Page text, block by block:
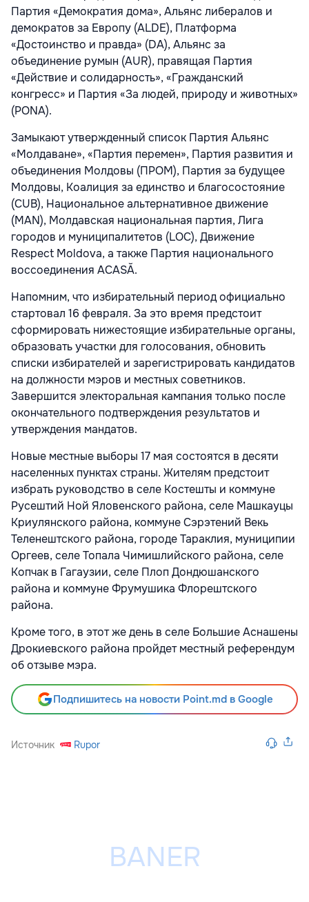
Партия «Демократия дома», Альянс либералов и
демократов за Европу (ALDE), Платформа
«Достоинство и правда» (DA), Альянс за
объединение румын (AUR), правящая Партия
«Действие и солидарность», «Гражданский
конгресс» и Партия «За людей, природу и животных»
(PONA).
Замыкают утвержденный список Партия Альянс
«Молдаване», «Партия перемен», Партия развития и
объединения Молдовы (ПРОМ), Партия за будущее
Молдовы, Коалиция за единство и благосостояние
(CUB), Национальное альтернативное движение
(MAN), Молдавская национальная партия, Лига
городов и муниципалитетов (LOC), Движение
Respect Moldova, а также Партия национального
воссоединения ACASĂ.
Напомним, что избирательный период официально
стартовал 16 февраля. За это время предстоит
сформировать нижестоящие избирательные органы,
образовать участки для голосования, обновить
списки избирателей и зарегистрировать кандидатов
на должности мэров и местных советников.
Завершится электоральная кампания только после
окончательного подтверждения результатов и
утверждения мандатов.
Новые местные выборы 17 мая состоятся в десяти
населенных пунктах страны. Жителям предстоит
избрать руководство в селе Костешты и коммуне
Русештий Ной Яловенского района, селе Машкауцы
Криулянского района, коммуне Сэрэтений Векь
Теленештского района, городе Тараклия, муниципии
Оргеев, селе Топала Чимишлийского района, селе
Копчак в Гагаузии, селе Плоп Дондюшанского
района и коммуне Фрумушика Флорештского
района.
Кроме того, в этот же день в селе Большие Аснашены
Дрокиевского района пройдет местный референдум
об отзыве мэра.
Подпишитесь на новости Point.md в Google
Источник Rupor